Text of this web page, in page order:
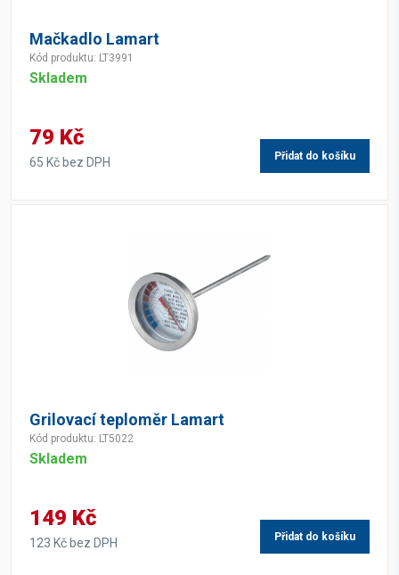
Mačkadlo Lamart
Kód produktu: LT3991
Skladem
79 Kč
65 Kč bez DPH Přidat do košíku
Grilovací teploměr Lamart
Kód produktu: LT5022
Skladem
149 Kč
123 Kč bez DPH Přidat do košíku